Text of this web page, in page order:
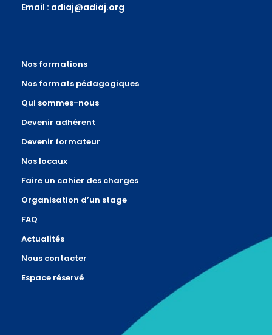
Email : adiaj@adiaj.org
Nos formations
Nos formats pédagogiques
Qui sommes-nous
Devenir adhérent
Devenir formateur
Nos locaux
Faire un cahier des charges
Organisation d’un stage
FAQ
Actualités
Nous contacter
Espace réservé